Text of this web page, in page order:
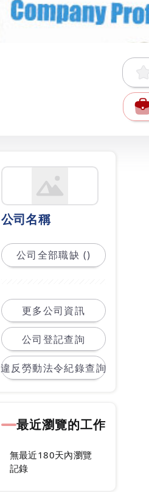
公司名稱
公司全部職缺 ()
更多公司資訊
公司登記查詢
違反勞動法令紀錄查詢
最近瀏覽的工作
無最近180天內瀏覽
記錄